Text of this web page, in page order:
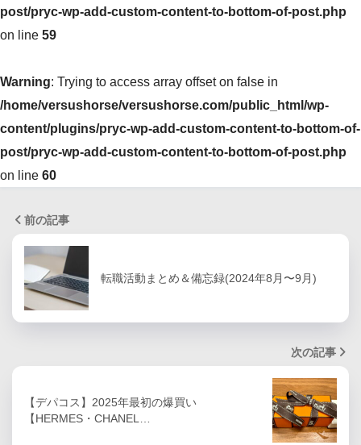
post/pryc-wp-add-custom-content-to-bottom-of-post.php
on line 59
Warning: Trying to access array offset on false in
/home/versushorse/versushorse.com/public_html/wp-
content/plugins/pryc-wp-add-custom-content-to-bottom-of-
post/pryc-wp-add-custom-content-to-bottom-of-post.php
on line 60
前の記事
転職活動まとめ＆備忘録(2024年8月〜9月)
次の記事
【デパコス】2025年最初の爆買い
【HERMES・CHANEL…